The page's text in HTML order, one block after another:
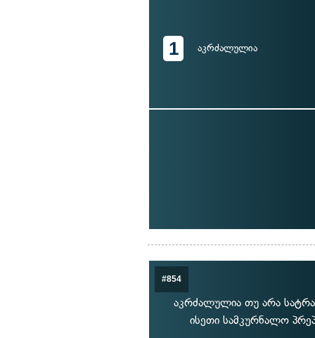
1 აკრძალულია
#854
აკრძალულია თუ არა
ისეთი სამკურნალო